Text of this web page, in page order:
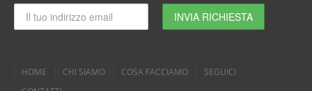
HOME CHI SIAMO COSA FACCIAMO
SEGUICI